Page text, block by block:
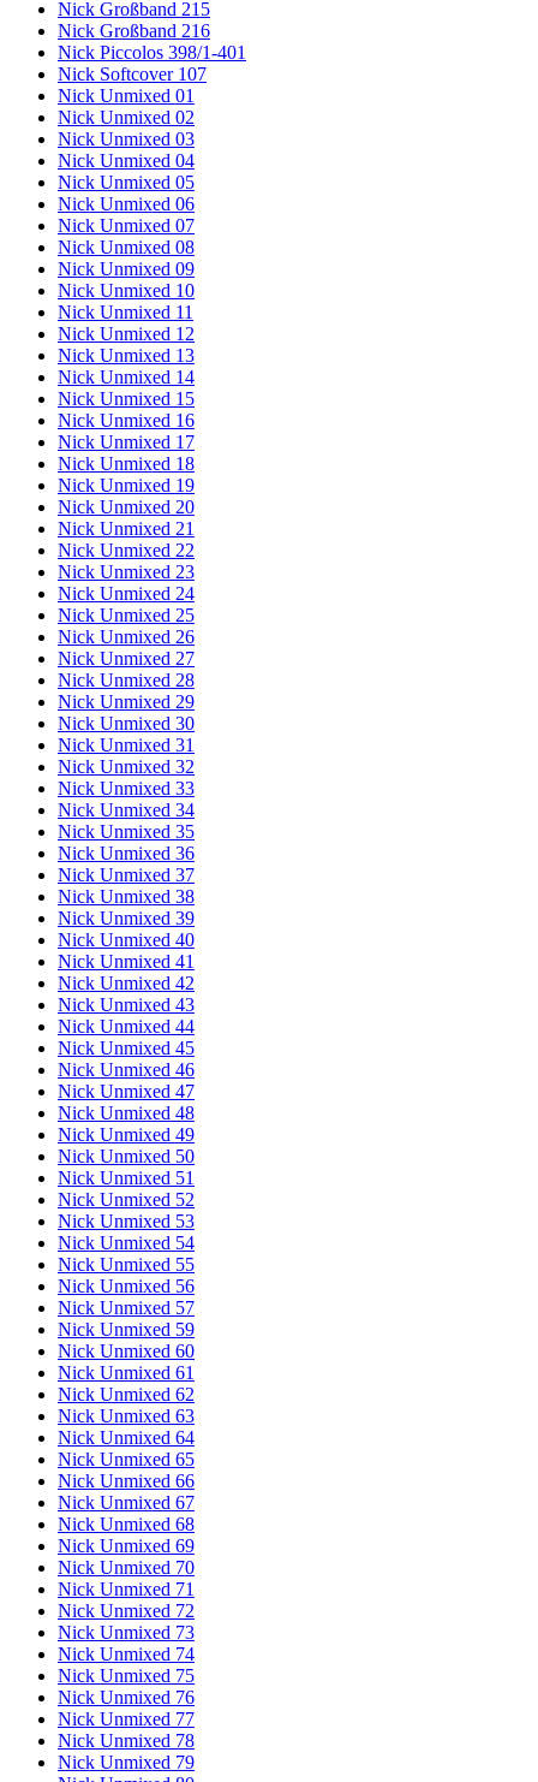
Nick Großband 215
Nick Großband 216
Nick Piccolos 398/1-401
Nick Softcover 107
Nick Unmixed 01
Nick Unmixed 02
Nick Unmixed 03
Nick Unmixed 04
Nick Unmixed 05
Nick Unmixed 06
Nick Unmixed 07
Nick Unmixed 08
Nick Unmixed 09
Nick Unmixed 10
Nick Unmixed 11
Nick Unmixed 12
Nick Unmixed 13
Nick Unmixed 14
Nick Unmixed 15
Nick Unmixed 16
Nick Unmixed 17
Nick Unmixed 18
Nick Unmixed 19
Nick Unmixed 20
Nick Unmixed 21
Nick Unmixed 22
Nick Unmixed 23
Nick Unmixed 24
Nick Unmixed 25
Nick Unmixed 26
Nick Unmixed 27
Nick Unmixed 28
Nick Unmixed 29
Nick Unmixed 30
Nick Unmixed 31
Nick Unmixed 32
Nick Unmixed 33
Nick Unmixed 34
Nick Unmixed 35
Nick Unmixed 36
Nick Unmixed 37
Nick Unmixed 38
Nick Unmixed 39
Nick Unmixed 40
Nick Unmixed 41
Nick Unmixed 42
Nick Unmixed 43
Nick Unmixed 44
Nick Unmixed 45
Nick Unmixed 46
Nick Unmixed 47
Nick Unmixed 48
Nick Unmixed 49
Nick Unmixed 50
Nick Unmixed 51
Nick Unmixed 52
Nick Unmixed 53
Nick Unmixed 54
Nick Unmixed 55
Nick Unmixed 56
Nick Unmixed 57
Nick Unmixed 59
Nick Unmixed 60
Nick Unmixed 61
Nick Unmixed 62
Nick Unmixed 63
Nick Unmixed 64
Nick Unmixed 65
Nick Unmixed 66
Nick Unmixed 67
Nick Unmixed 68
Nick Unmixed 69
Nick Unmixed 70
Nick Unmixed 71
Nick Unmixed 72
Nick Unmixed 73
Nick Unmixed 74
Nick Unmixed 75
Nick Unmixed 76
Nick Unmixed 77
Nick Unmixed 78
Nick Unmixed 79